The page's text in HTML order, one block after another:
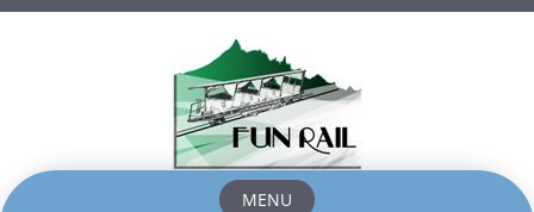
MENU